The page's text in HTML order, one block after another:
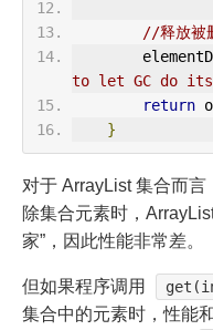
//释放被
to let GC do its
return
}
对于 ArrayList 集合而
除集合元素时，
家”，因此性能非常差。
但如果程序调用
集合中的元素时，性